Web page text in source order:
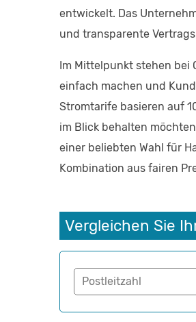
entwickelt. Das
und transparente
Im Mittelpunkt stehen bei
einfach machen und
Stromtarife basieren auf
im Blick behalten
einer beliebten Wahl für
Kombination aus fairen
Vergleichen Sie
Postleitzahl